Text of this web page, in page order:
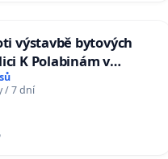
výstavbě bytových
K Polabinám v
/ 7 dní